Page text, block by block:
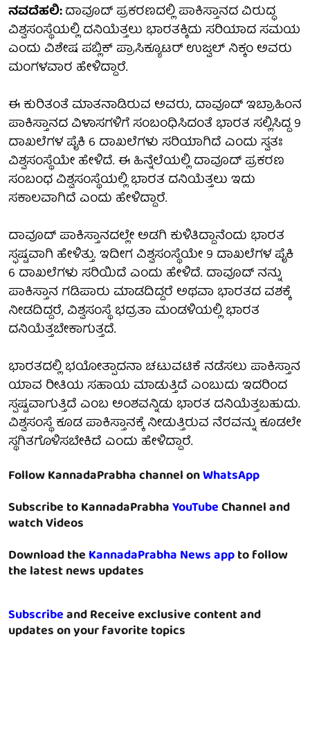
ನವದೆಹಲಿ:ದಾವೂದ್ ಪ್ರಕರಣದಲ್ಲಿ ಪಾಕಿಸ್ತಾನದ ವಿರುದ್ಧ
ವಿಶ್ವಸಂಸ್ಥೆಯಲ್ಲಿ ದನಿಯೆತ್ತಲು ಭಾರತಕ್ಕಿದು ಸರಿಯಾದ ಸಮಯ
ಎಂದು ವಿಶೇಷ ಪಬ್ಲಿಕ್ ಪ್ರಾಸಿಕ್ಯೂಟರ್ ಉಜ್ವಲ್ ನಿಕ್ಕಂ ಅವರು
ಮಂಗಳವಾರ ಹೇಳಿದ್ದಾರೆ.
ಈ ಕುರಿತಂತೆ ಮಾತನಾಡಿರುವ ಅವರು, ದಾವೂದ್ ಇಬ್ರಾಹಿಂನ
ಪಾಕಿಸ್ತಾನದ ವಿಳಾಸಗಳಿಗೆ ಸಂಬಂಧಿಸಿದಂತೆ ಭಾರತ ಸಲ್ಲಿಸಿದ್ದ 9
ದಾಖಲೆಗಳ ಪೈಕಿ 6 ದಾಖಲೆಗಳು ಸರಿಯಾಗಿದೆ ಎಂದು ಸ್ವತಃ
ವಿಶ್ವಸಂಸ್ಥೆಯೇ ಹೇಳಿದೆ. ಈ ಹಿನ್ನೆಲೆಯಲ್ಲಿ ದಾವೂದ್ ಪ್ರಕರಣ
ಸಂಬಂಧ ವಿಶ್ವಸಂಸ್ಥೆಯಲ್ಲಿ ಭಾರತ ದನಿಯೆತ್ತಲು ಇದು
ಸಕಾಲವಾಗಿದೆ ಎಂದು ಹೇಳಿದ್ದಾರೆ.
ದಾವೂದ್ ಪಾಕಿಸ್ತಾನದಲ್ಲೇ ಅಡಗಿ ಕುಳಿತಿದ್ದಾನೆಂದು ಭಾರತ
ಸ್ಫಷ್ಟವಾಗಿ ಹೇಳಿತ್ತು. ಇದೀಗ ವಿಶ್ವಸಂಸ್ಥೆಯೇ 9 ದಾಖಲೆಗಳ ಪೈಕಿ
6 ದಾಖಲೆಗಳು ಸರಿಯಿದೆ ಎಂದು ಹೇಳಿದೆ. ದಾವೂದ್ ನನ್ನು
ಪಾಕಿಸ್ತಾನ ಗಡಿಪಾರು ಮಾಡದಿದ್ದರೆ ಅಥವಾ ಭಾರತದ ವಶಕ್ಕೆ
ನೀಡದಿದ್ದರೆ, ವಿಶ್ವಸಂಸ್ಥೆ ಭದ್ರತಾ ಮಂಡಳಿಯಲ್ಲಿ ಭಾರತ
ದನಿಯೆತ್ತಬೇಕಾಗುತ್ತದೆ.
ಭಾರತದಲ್ಲಿ ಭಯೋತ್ಪಾದನಾ ಚಟುವಟಿಕೆ ನಡೆಸಲು ಪಾಕಿಸ್ತಾನ
ಯಾವ ರೀತಿಯ ಸಹಾಯ ಮಾಡುತ್ತಿದೆ ಎಂಬುದು ಇದರಿಂದ
ಸ್ಪಷ್ಟವಾಗುತ್ತಿದೆ ಎಂಬ ಅಂಶವನ್ನಿಡು ಭಾರತ ದನಿಯೆತ್ತಬಹುದು.
ವಿಶ್ವಸಂಸ್ಥೆ ಕೂಡ ಪಾಕಿಸ್ತಾನಕ್ಕೆ ನೀಡುತ್ತಿರುವ ನೆರವನ್ನು ಕೂಡಲೇ
ಸ್ಥಗಿತಗೊಳಿಸಬೇಕಿದೆ ಎಂದು ಹೇಳಿದ್ದಾರೆ.
Follow KannadaPrabha channel onWhatsApp
Subscribe to KannadaPrabhaYouTubeChannel and
watch Videos
Download theKannadaPrabha News appto follow
the latest news updates
Subscribeand Receive exclusive content and
updates on your favorite topics